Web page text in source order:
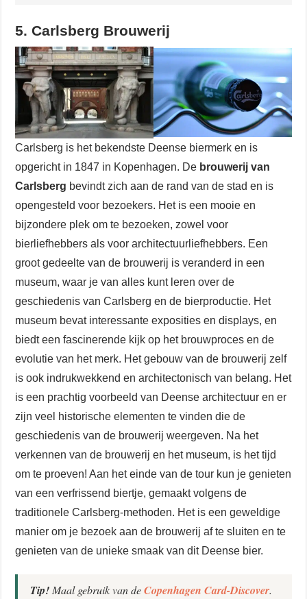
5. Carlsberg Brouwerij
Carlsberg is het bekendste Deense biermerk en is
opgericht in 1847 in Kopenhagen. De brouwerij van
Carlsberg bevindt zich aan de rand van de stad en is
opengesteld voor bezoekers. Het is een mooie en
bijzondere plek om te bezoeken, zowel voor
bierliefhebbers als voor architectuurliefhebbers. Een
groot gedeelte van de brouwerij is veranderd in een
museum, waar je van alles kunt leren over de
geschiedenis van Carlsberg en de bierproductie. Het
museum bevat interessante exposities en displays, en
biedt een fascinerende kijk op het brouwproces en de
evolutie van het merk. Het gebouw van de brouwerij zelf
is ook indrukwekkend en architectonisch van belang. Het
is een prachtig voorbeeld van Deense architectuur en er
zijn veel historische elementen te vinden die de
geschiedenis van de brouwerij weergeven. Na het
verkennen van de brouwerij en het museum, is het tijd
om te proeven! Aan het einde van de tour kun je genieten
van een verfrissend biertje, gemaakt volgens de
traditionele Carlsberg-methoden. Het is een geweldige
manier om je bezoek aan de brouwerij af te sluiten en te
genieten van de unieke smaak van dit Deense bier.
Tip!Maal gebruik van deCopenhagen Card-Discover.